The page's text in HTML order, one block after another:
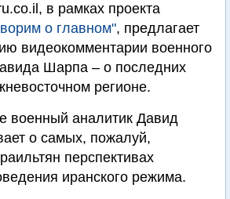
в рамках проекта
о главном", предлагает
видеокомментарии военного
Шарпа – о последних
регионе.
военный аналитик Давид
о самых, пожалуй,
перспективах
иранского режима.